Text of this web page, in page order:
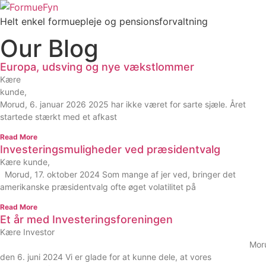
Videre
til
Helt enkel formuepleje og pensionsforvaltning
Our Blog
Europa, udsving og nye vækstlommer
Kære
kunde,
Morud, 6. januar 2026 2025 har ikke været for sarte sjæle. Året
startede stærkt med et afkast
Read More
Investeringsmuligheder ved præsidentvalg
Kære kunde,
Morud, 17. oktober 2024 Som mange af jer ved, bringer det
amerikanske præsidentvalg ofte øget volatilitet på
Read More
Et år med Investeringsforeningen
Kære Investor
den 6. juni 2024 Vi er glade for at kunne dele, at vores